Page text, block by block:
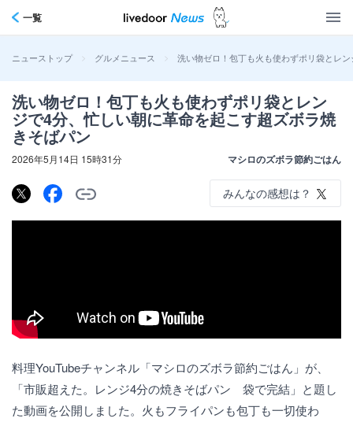
一覧
ニューストップ > グルメニュース > 洗い物ゼロ！包丁も火も使わずポリ袋とレ
洗い物ゼロ！包丁も火も使わずポリ袋とレン
ジで4分、忙しい朝に革命を起こす超ズボラ焼
きそばパン
2026年5月14日 15時31分 マシロのズボラ節約ごはん
みんなの感想は？
料理YouTubeチャンネル「マシロのズボラ節約ごはん」が、
「市販超えた。レンジ4分の焼きそばパン 袋で完結」と題し
た動画を公開しました。火もフライパンも包丁も一切使わ